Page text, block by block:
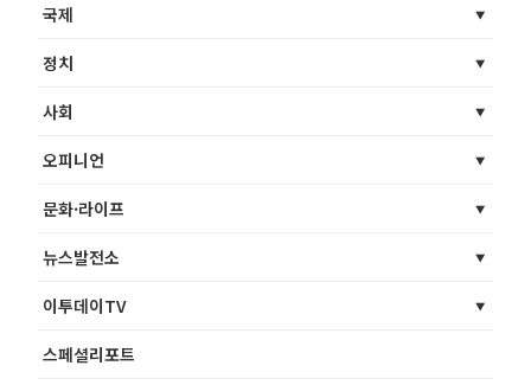
국제
정치
사회
오피니언
문화·라이프
뉴스발전소
이투데이TV
스페셜리포트